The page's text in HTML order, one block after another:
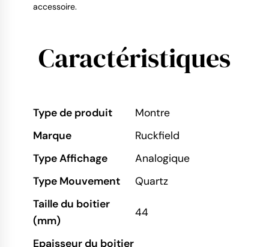
accessoire.
Caractéristiques
Type de produit
Montre
Marque
Ruckfield
Type Affichage
Analogique
Type Mouvement
Quartz
Taille du boitier
(mm)
44
Epaisseur du boitier